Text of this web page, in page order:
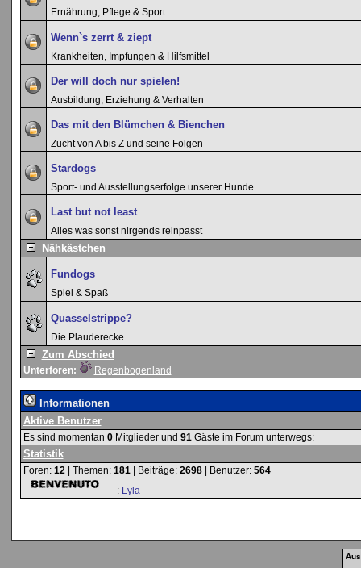
Ernährung, Pflege & Sport
Wenn`s zerrt & ziept
Krankheiten, Impfungen & Hilfsmittel
Der will doch nur spielen!
Ausbildung, Erziehung & Verhalten
Das mit den Blümchen & Bienchen
Zucht von A bis Z und seine Folgen
Stardogs
Sport- und Ausstellungserfolge unserer Hunde
Last but not least
Alles was sonst nirgends reinpasst
Nähkästchen
Fundogs
Spiel & Spaß
Quasselstrippe?
Die Plauderecke
Zum Abschied
Unterforen: Regenbogenland
Informationen
Aktive Benutzer
Es sind momentan 0Mitglieder und 91 Gäste im Forum unterwegs:
Statistik
Foren: 12 | Themen: 181 | Beiträge: 2698| Benutzer: 564
: Lyla